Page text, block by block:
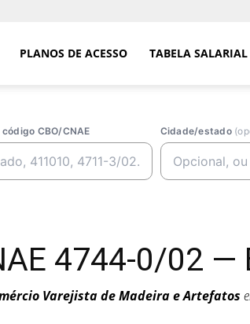
PLANOS DE ACESSO TABELA SALARIAL
CBO/CNAE Cidade/estado
4744-0/02 —
Varejista de Madeira e Artefatos